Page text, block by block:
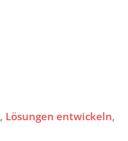
, Lösungen entwickeln